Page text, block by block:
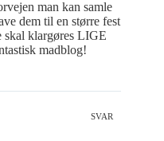
man kan samle
dem til en større fest
skal klargøres LIGE
madblog!
SVAR